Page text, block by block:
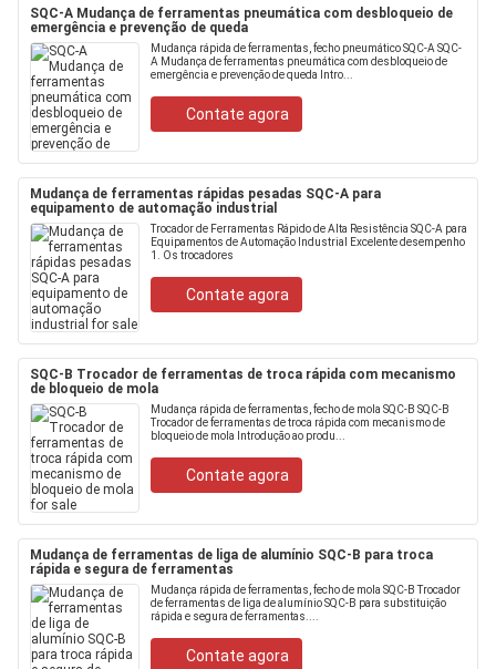
SQC-A Mudança de ferramentas pneumática com desbloqueio de
emergência e prevenção de queda
Mudança rápida de ferramentas, fecho pneumático SQC-A SQC-
A Mudança de ferramentas pneumática com desbloqueio de
emergência e prevenção de queda Intro...
Contate agora
Mudança de ferramentas rápidas pesadas SQC-A para
equipamento de automação industrial
Trocador de Ferramentas Rápido de Alta Resistência SQC-A para
Equipamentos de Automação Industrial Excelente desempenho
1. Os trocadores
Contate agora
SQC-B Trocador de ferramentas de troca rápida com mecanismo
de bloqueio de mola
Mudança rápida de ferramentas, fecho de mola SQC-B SQC-B
Trocador de ferramentas de troca rápida com mecanismo de
bloqueio de mola Introdução ao produ...
Contate agora
Mudança de ferramentas de liga de alumínio SQC-B para troca
rápida e segura de ferramentas
Mudança rápida de ferramentas, fecho de mola SQC-B Trocador
de ferramentas de liga de alumínio SQC-B para substituição
rápida e segura de ferramentas....
Contate agora